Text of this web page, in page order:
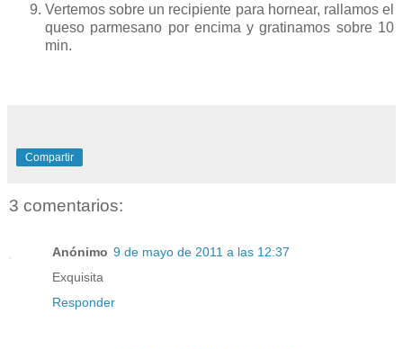
Vertemos sobre un recipiente para hornear, rallamos el
queso parmesano por encima y gratinamos sobre 10
min.
Compartir
3 comentarios:
Anónimo 9 de mayo de 2011 a las 12:37
Exquisita
Responder